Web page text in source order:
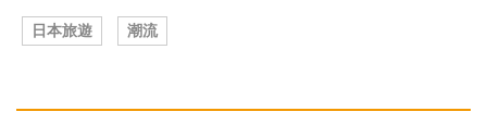
日本旅遊 潮流